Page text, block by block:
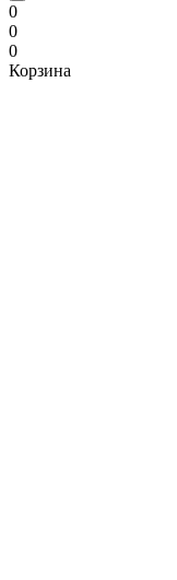
0
0
0
Корзина